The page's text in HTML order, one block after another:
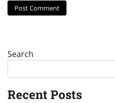
Search
Recent Posts